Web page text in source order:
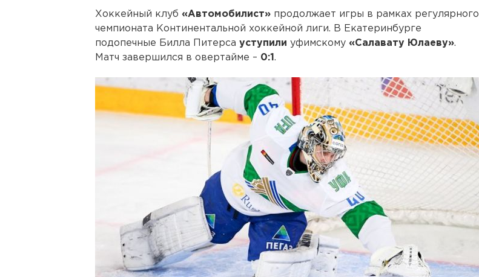
Хоккейный клуб «Автомобилист» продолжает игры в рамках регулярного
чемпионата Континентальной хоккейной лиги. В Екатеринбурге
подопечные Билла Питерса уступили уфимскому «Салавату Юлаеву».
Матч завершился в овертайме – 0:1 .